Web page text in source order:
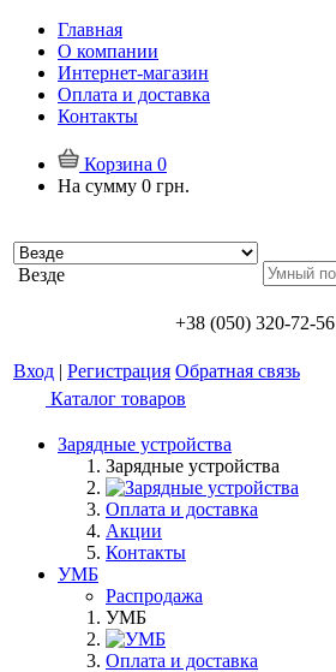
Главная
О компании
Интернет-магазин
Оплата и доставка
Контакты
Корзина 0
На сумму 0 грн.
Везде
+38 (050) 320-72-56
Вход | Регистрация Обратная связь
Каталог товаров
Зарядные устройства
Зарядные устройства
Оплата и доставка
Акции
Контакты
УМБ
Распродажа
УМБ
Оплата и доставка